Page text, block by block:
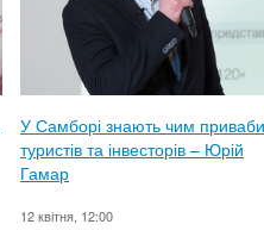
У Самборі знають чим
туристів та інвесторів – Юрій
Гамар
12 квітня, 12:00